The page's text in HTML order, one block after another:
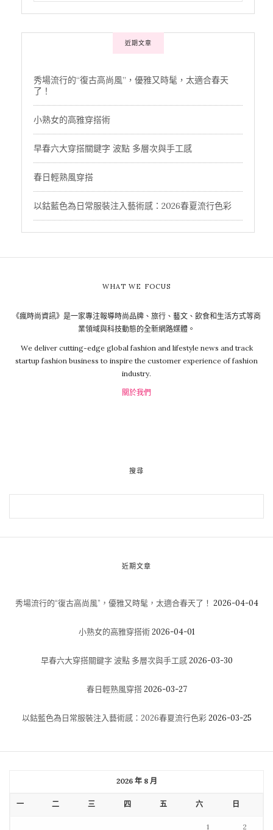
近期文章
秀場流行的“復古高尚風”，優雅又時髦，太適合春天
了！
小熟女的高雅穿搭術
早春六大穿搭關鍵字 波點 多層次與手工感
春日輕熟風穿搭
以鈷藍色為日常服裝注入藝術感：2026春夏流行色彩
WHAT WE FOCUS
《瘋時尚資訊》是一家專注報導時尚品牌、旅行、藝文、飲食和生活方式等商
業領域與科技動態的全新網路媒體。
We deliver cutting-edge global fashion and lifestyle news and track
startup fashion business to inspire the customer experience of fashion
industry.
關於我們
搜尋
近期文章
秀場流行的“復古高尚風”，優雅又時髦，太適合春天了！ 2026-04-04
小熟女的高雅穿搭術 2026-04-01
早春六大穿搭關鍵字 波點 多層次與手工感 2026-03-30
春日輕熟風穿搭 2026-03-27
以鈷藍色為日常服裝注入藝術感：2026春夏流行色彩 2026-03-25
2026 年 8 月
一 二 三 四 五 六 日
1 2